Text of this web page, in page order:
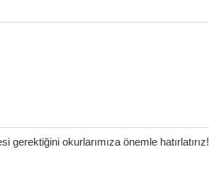
okurlarımıza önemle hatırlatırız!